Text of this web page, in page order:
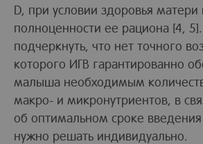
D, при условии здоровья матери
полноценности ее рациона [4,
подчеркнуть, что нет точного
которого ИГВ гарантированно
малыша необходимым
макро- и микронутриентов, в
об оптимальном сроке
нужно решать индивидуально.